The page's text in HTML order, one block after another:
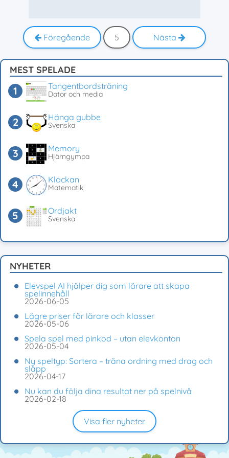
Föregående 5 Nästa
MEST SPELADE
Tangentbordsträning
Dator och media
Hänga gubbe
Svenska
Memory
Hjärngympa
Klockan
Matematik
Ordjakt
Svenska
NYHETER
Elevspel AI hjälper dig som lärare att skapa
spelinnehåll
2026-06-05
Lägre priser för lärare och klasser
2026-05-06
Spela spel med pinkod – utan elevkonton
2026-05-04
Ny speltyp: Sortera – träna ordning med drag och
släpp
2026-04-17
Nu kan du följa dina resultat ner på spelnivå
2026-02-18
Visa fler nyheter